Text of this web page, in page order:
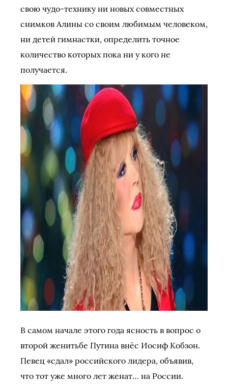
свою чудо-технику ни новых совместных
снимков Алины со своим любимым человеком,
ни детей гимнастки, определить точное
количество которых пока ни у кого не
получается.
В самом начале этого года ясность в вопрос о
второй женитьбе Путина внёс Иосиф Кобзон.
Певец «сдал» российского лидера, объявив,
что тот уже много лет женат… на России.